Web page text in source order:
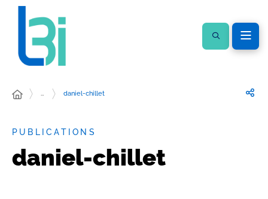
… daniel-chillet
PUBLICATIONS
daniel-chillet